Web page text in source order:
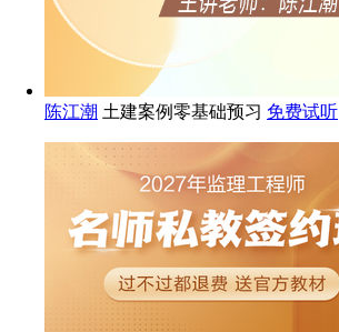
陈江潮 土建案例零基础预习 免费试听